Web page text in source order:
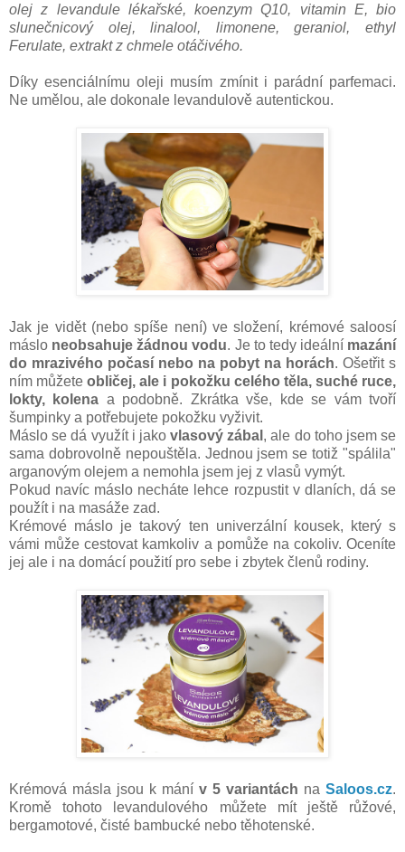
olej z levandule lékařské, koenzym Q10, vitamin E, bio
slunečnicový olej, linalool, limonene, geraniol, ethyl
Ferulate, extrakt z chmele otáčivého.
Díky esenciálnímu oleji musím zmínit i parádní parfemaci.
Ne umělou, ale dokonale levandulově autentickou.
Jak je vidět (nebo spíše není) ve složení, krémové saloosí
máslo neobsahuje žádnou vodu. Je to tedy ideální mazání
do mrazivého počasí nebo na pobyt na horách. Ošetřit s
ním můžeteobličej, ale i pokožku celého těla, suché ruce,
lokty, kolena a podobně. Zkrátka vše, kde se vám tvoří
šumpinky a potřebujete pokožku vyživit.
Máslo se dá využít i jako vlasový zábal , ale do toho jsem se
sama dobrovolně nepouštěla. Jednou jsem se totiž "spálila"
arganovým olejem a nemohla jsem jej z vlasů vymýt.
Pokud navíc máslo necháte lehce rozpustit v dlaních, dá se
použít i na masáže zad.
Krémové máslo je takový ten univerzální kousek, který s
vámi může cestovat kamkoliv a pomůže na cokoliv. Oceníte
jej ale i na domácí použití pro sebe i zbytek členů rodiny.
Krémová másla jsou k mání v 5 variantách na Saloos.cz.
Kromě tohoto levandulového můžete mít ještě růžové,
bergamotové, čisté bambucké nebo těhotenské.